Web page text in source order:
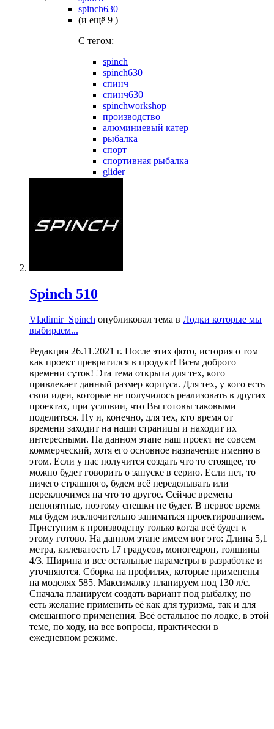
spinch630
(и ещё 9 )
C тегом:
spinch
spinch630
спинч
спинч630
spinchworkshop
производство
алюминиевый катер
рыбалка
спорт
спортивная рыбалка
glider
Spinch 510
Vladimir_Spinch опубликовал тема в Лодки которые мы
выбираем...
Редакция 26.11.2021 г. После этих фото, история о том
как проект превратился в продукт! Всем доброго
времени суток! Эта тема открыта для тех, кого
привлекает данный размер корпуса. Для тех, у кого есть
свои идеи, которые не получилось реализовать в других
проектах, при условии, что Вы готовы таковыми
поделиться. Ну и, конечно, для тех, кто время от
времени заходит на наши страницы и находит их
интересными. На данном этапе наш проект не совсем
коммерческий, хотя его основное назначение именно в
этом. Если у нас получится создать что то стоящее, то
можно будет говорить о запуске в серию. Если нет, то
ничего страшного, будем всё переделывать или
переключимся на что то другое. Сейчас времена
непонятные, поэтому спешки не будет. В первое время
мы будем исключительно заниматься проектированием.
Приступим к производству только когда всё будет к
этому готово. На данном этапе имеем вот это: Длина 5,1
метра, килеватость 17 градусов, моногедрон, толщины
4/3. Ширина и все остальные параметры в разработке и
уточняются. Сборка на профилях, которые применены
на моделях 585. Максималку планируем под 130 л/с.
Сначала планируем создать вариант под рыбалку, но
есть желание применить её как для туризма, так и для
смешанного применения. Всё остальное по лодке, в этой
теме, по ходу, на все вопросы, практически в
ежедневном режиме.